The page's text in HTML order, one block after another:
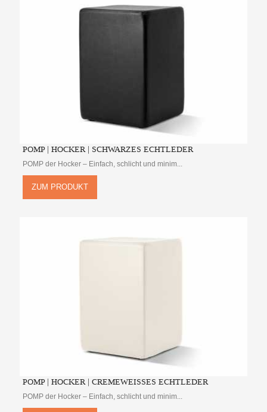
POMP | HOCKER | SCHWARZES ECHTLEDER
POMP der Hocker – Einfach, schlicht und minim...
ZUM PRODUKT
POMP | HOCKER | CREMEWEISSES ECHTLEDER
POMP der Hocker – Einfach, schlicht und minim...